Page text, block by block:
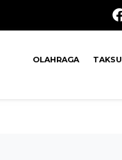
OLAHRAGA TAKSU